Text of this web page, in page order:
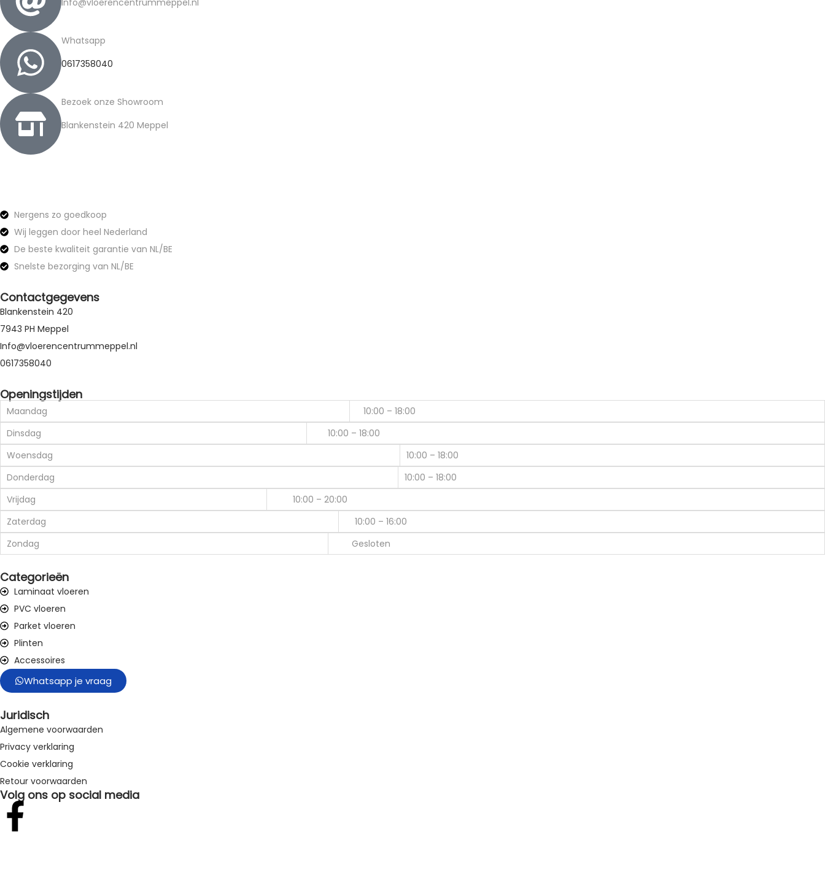
Info@vloerencentrummeppel.nl
Whatsapp
0617358040
Bezoek onze Showroom
Blankenstein 420 Meppel
Nergens zo goedkoop
Wij leggen door heel Nederland
De beste kwaliteit garantie van NL/BE
Snelste bezorging van NL/BE
Contactgegevens
Blankenstein 420
7943 PH Meppel
Info@vloerencentrummeppel.nl
0617358040
Openingstijden
Maandag
10:00 – 18:00
Dinsdag
10:00 – 18:00
Woensdag
10:00 – 18:00
Donderdag
10:00 – 18:00
Vrijdag
10:00 – 20:00
Zaterdag
10:00 – 16:00
Zondag
Gesloten
Categorieën
Laminaat vloeren
PVC vloeren
Parket vloeren
Plinten
Accessoires
Whatsapp je vraag
Juridisch
Algemene voorwaarden
Privacy verklaring
Cookie verklaring
Retour voorwaarden
Volg ons op social media